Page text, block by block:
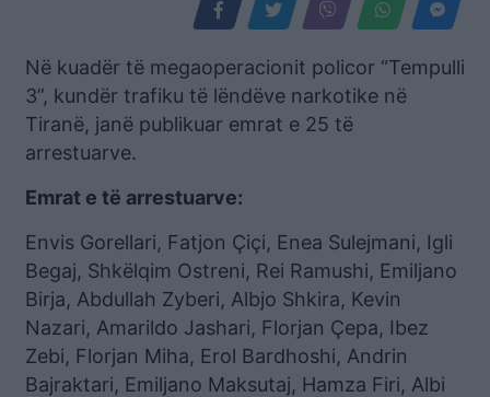
Në kuadër të megaoperacionit policor “Tempulli
3”, kundër trafiku të lëndëve narkotike në
Tiranë, janë publikuar emrat e 25 të
arrestuarve.
Emrat e të arrestuarve:
Envis Gorellari, Fatjon Çiçi, Enea Sulejmani, Igli
Begaj, Shkëlqim Ostreni, Rei Ramushi, Emiljano
Birja, Abdullah Zyberi, Albjo Shkira, Kevin
Nazari, Amarildo Jashari, Florjan Çepa, Ibez
Zebi, Florjan Miha, Erol Bardhoshi, Andrin
Bajraktari, Emiljano Maksutaj, Hamza Firi, Albi